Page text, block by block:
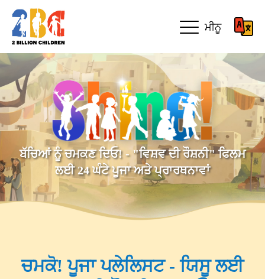
ਮੀਨੂ
ਬੱਚਿਆਂ ਨੂੰ ਚਮਕਣ ਦਿਓ! - "ਵਿਸ਼ਵ ਦੀ ਰੌਸ਼ਨੀ" ਫਿਲਮ
ਲਈ 24 ਘੰਟੇ ਪੂਜਾ ਅਤੇ ਪ੍ਰਾਰਥਨਾਵਾਂ
ਚਮਕੋ! ਪੂਜਾ ਪਲੇਲਿਸਟ - ਯਿਸੂ ਲਈ